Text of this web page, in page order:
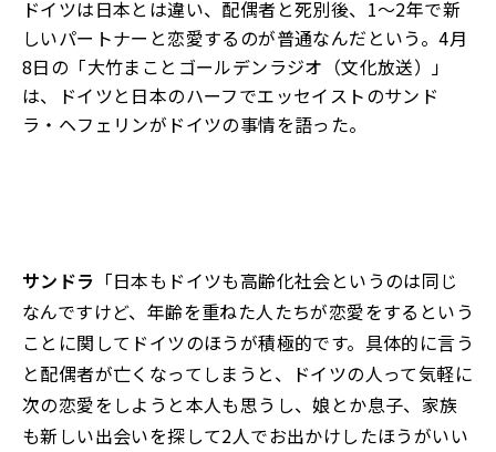
ドイツは日本とは違い、配偶者と死別後、1～2年で新
しいパートナーと恋愛するのが普通なんだという。4月
8日の「大竹まことゴールデンラジオ（文化放送）」
は、ドイツと日本のハーフでエッセイストのサンド
ラ・ヘフェリンがドイツの事情を語った。
サンドラ 「日本もドイツも高齢化社会というのは同じ
なんですけど、年齢を重ねた人たちが恋愛をするという
ことに関してドイツのほうが積極的です。具体的に言う
と配偶者が亡くなってしまうと、ドイツの人って気軽に
次の恋愛をしようと本人も思うし、娘とか息子、家族
も新しい出会いを探して2人でお出かけしたほうがいい